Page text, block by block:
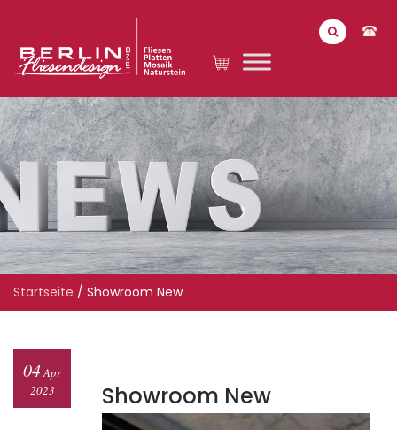
Startseite / Showroom New
Showroom New
04Apr
2023